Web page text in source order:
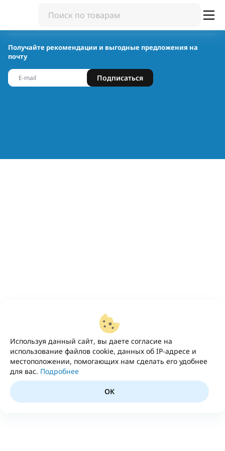
Используя данный сайт, вы даете согласие на
использование файлов cookie, данных об IP-адресе и
местоположении, помогающих нам сделать его удобнее
для вас. Подробнее
OK
Получайте рекомендации и выгодные предложения на
почту
Подписаться